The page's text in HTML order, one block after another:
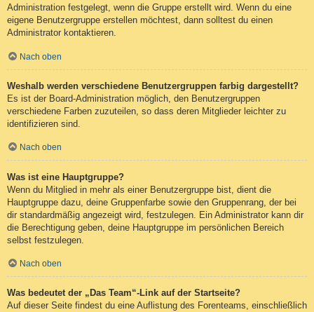
Administration festgelegt, wenn die Gruppe erstellt wird. Wenn du eine
eigene Benutzergruppe erstellen möchtest, dann solltest du einen
Administrator kontaktieren.
Nach oben
Weshalb werden verschiedene Benutzergruppen farbig dargestellt?
Es ist der Board-Administration möglich, den Benutzergruppen
verschiedene Farben zuzuteilen, so dass deren Mitglieder leichter zu
identifizieren sind.
Nach oben
Was ist eine Hauptgruppe?
Wenn du Mitglied in mehr als einer Benutzergruppe bist, dient die
Hauptgruppe dazu, deine Gruppenfarbe sowie den Gruppenrang, der bei
dir standardmäßig angezeigt wird, festzulegen. Ein Administrator kann dir
die Berechtigung geben, deine Hauptgruppe im persönlichen Bereich
selbst festzulegen.
Nach oben
Was bedeutet der „Das Team“-Link auf der Startseite?
Auf dieser Seite findest du eine Auflistung des Forenteams, einschließlich